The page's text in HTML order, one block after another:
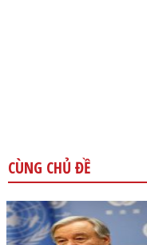
CÙNG CHỦ ĐỀ